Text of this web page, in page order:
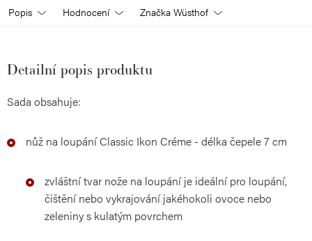
Popis Hodnocení Značka Wüsthof
Detailní popis produktu
Sada obsahuje:
nůž na loupání Classic Ikon Créme - délka čepele 7 cm
zvláštní tvar nože na loupání je ideální pro loupání,
čištění nebo vykrajování jakéhokoli ovoce nebo
zeleniny s kulatým povrchem